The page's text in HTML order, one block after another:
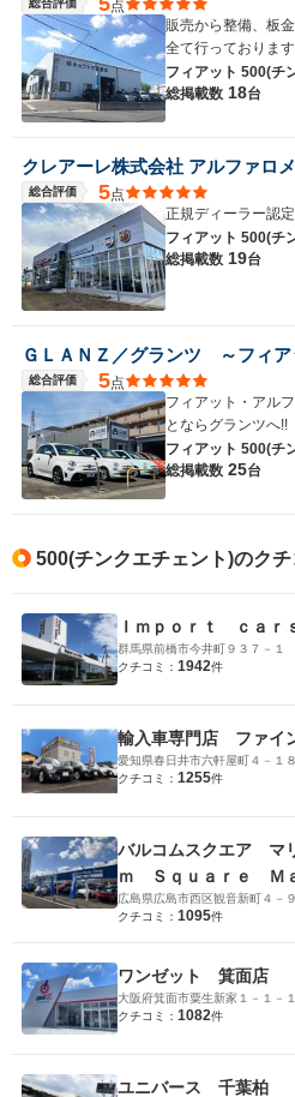
総合評価
点
販売から整備、板
全て行っております
フィアット 500(チ
総掲載数 18台
総合評価 5点
正規ディーラー認
フィアット 500(チ
総掲載数 19台
総合評価 5点
フィアット・アル
とならグランツへ!!
フィアット 500(チ
総掲載数 25台
500(チンクエチェント)のク
Ｉｍｐｏｒｔ ｃａｒ
群馬県前橋市今井町９３７－１
クチコミ： 1942件
輸入車専門店 ファイ
愛知県春日井市六軒屋町４－１８
クチコミ： 1255件
バルコムスクエア マ
ｍ Ｓｑｕａｒｅ Ｍ
広島県広島市西区観音新町４－
クチコミ： 1095件
ワンゼット 箕面店
大阪府箕面市粟生新家１－１－
クチコミ： 1082件
ユニバース 千葉柏